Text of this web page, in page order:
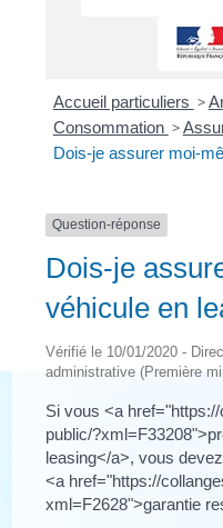
Accueil particuliers >
Consommation >
Dois-je assurer moi-
Question-réponse
Dois-je
véhicule en
Vérifié le 10/01/2020 -
administrative (Première
Si vous <a
public/
leasing</a>, vous
<a href="https://
xml=F2628">garantie